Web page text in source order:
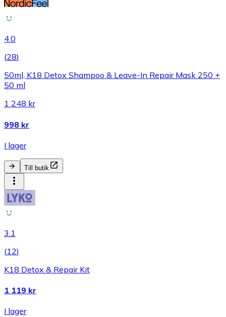
4.0
(28)
50ml, K18 Detox Shampoo & Leave-In Repair Mask 250 +
50 ml
1 248 kr
998 kr
I lager
Till butik
3.1
(12)
K18 Detox & Repair Kit
1 119 kr
I lager